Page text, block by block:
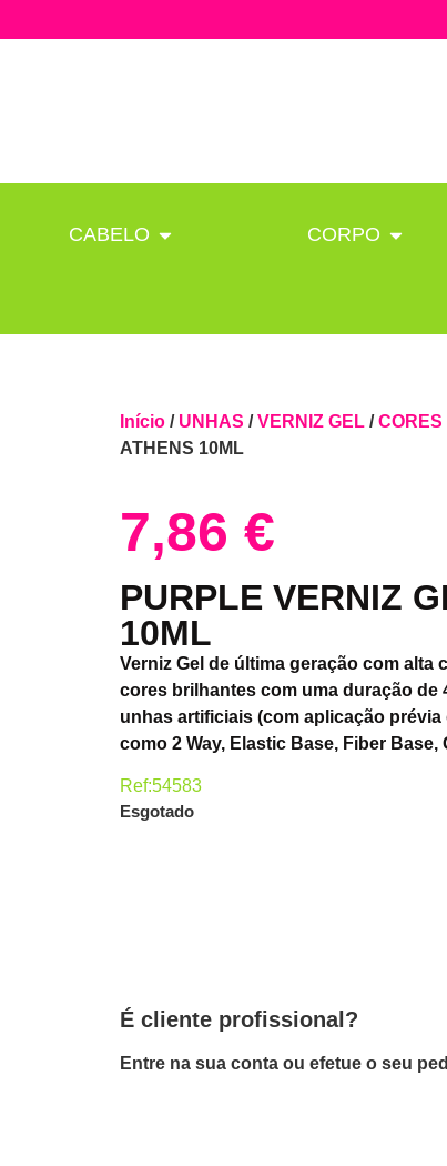
CABELO CORPO
Início/ UNHAS /VERNIZ GEL/CORES
ATHENS 10ML
7,86 €
PURPLE VERNIZ
10ML
Verniz Gel de última geração com alta
cores brilhantes com uma duração de
unhas artificiais (com aplicação
como 2 Way, Elastic Base, Fiber
Ref:54583
Esgotado
É cliente profissional?
Entre na sua conta ou efetue o seu